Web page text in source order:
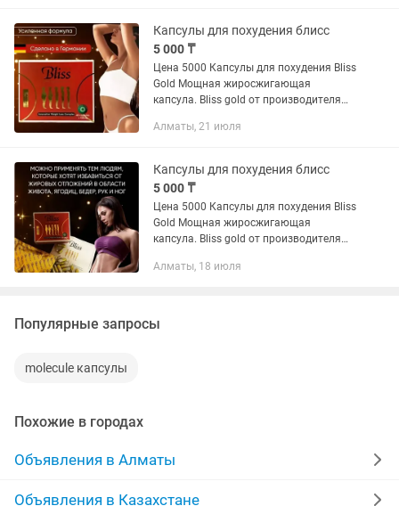
Капсулы для похудения блисс
5 000 ₸
Цена 5000 Капсулы для похудения Bliss
Gold Мощная жиросжигающая
капсула. Bliss gold от производителя
у Молекулы плюс только усиленный
Алматы, 21 июля
Капсулы для похудения блисс
5 000 ₸
Цена 5000 Капсулы для похудения Bliss
Gold Мощная жиросжигающая
капсула. Bliss gold от производителя
у Молекулы плюс только усиленный
Алматы, 18 июля
Популярные запросы
molecule капсулы
Похожие в городах
Объявления в Алматы
Объявления в Казахстане